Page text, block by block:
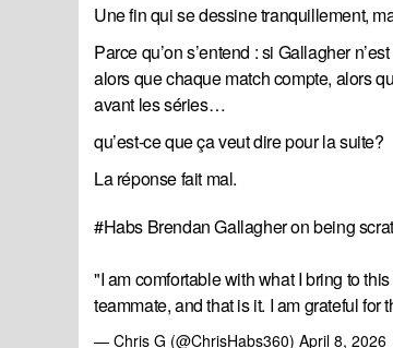
Une fin qui se dessine tranquillement,
Parce qu’on s’entend : si Gallagher
alors que chaque match compte, alors
avant les séries…
qu’est-ce que ça veut dire pour la suite?
La réponse fait mal.
#Habs Brendan Gallagher on being
"I am comfortable with what I bring to
teammate, and that is it. I am grateful
— Chris G (@ChrisHabs360) April 8, 2026